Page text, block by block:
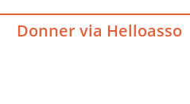
Donner via Helloasso